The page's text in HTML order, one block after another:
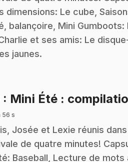
dimensions: Le cube,
balançoire, Mini Gumboots:
et ses amis: Le
jaunes.
: Mini Été :
56 s
Josée et Lexie réunis
de quatre minutes!
Baseball, Lecture de mots